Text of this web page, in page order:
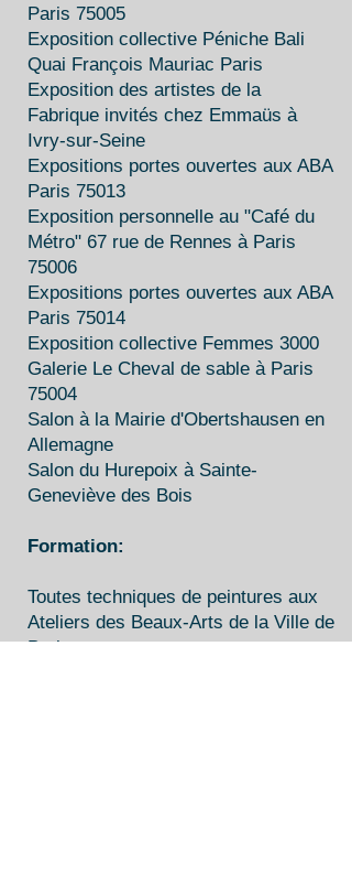
Paris 75005
Exposition collective Péniche Bali
Quai François Mauriac Paris
Exposition des artistes de la
Fabrique invités chez Emmaüs à
Ivry-sur-Seine
Expositions portes ouvertes aux ABA
Paris 75013
Exposition personnelle au "Café du
Métro" 67 rue de Rennes à Paris
75006
Expositions portes ouvertes aux ABA
Paris 75014
Exposition collective Femmes 3000
Galerie Le Cheval de sable à Paris
75004
Salon à la Mairie d'Obertshausen en
Allemagne
Salon du Hurepoix à Sainte-
Geneviève des Bois
Formation:
Toutes techniques de peintures aux
Ateliers des Beaux-Arts de la Ville de
Paris